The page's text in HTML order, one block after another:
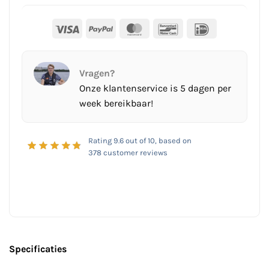
Visa PayPal MasterCardBancontact
Vragen?
Onze klantenservice is 5 dagen per
week bereikbaar!
Rating 9.6out of 10, based on
378customer reviews
Specificaties